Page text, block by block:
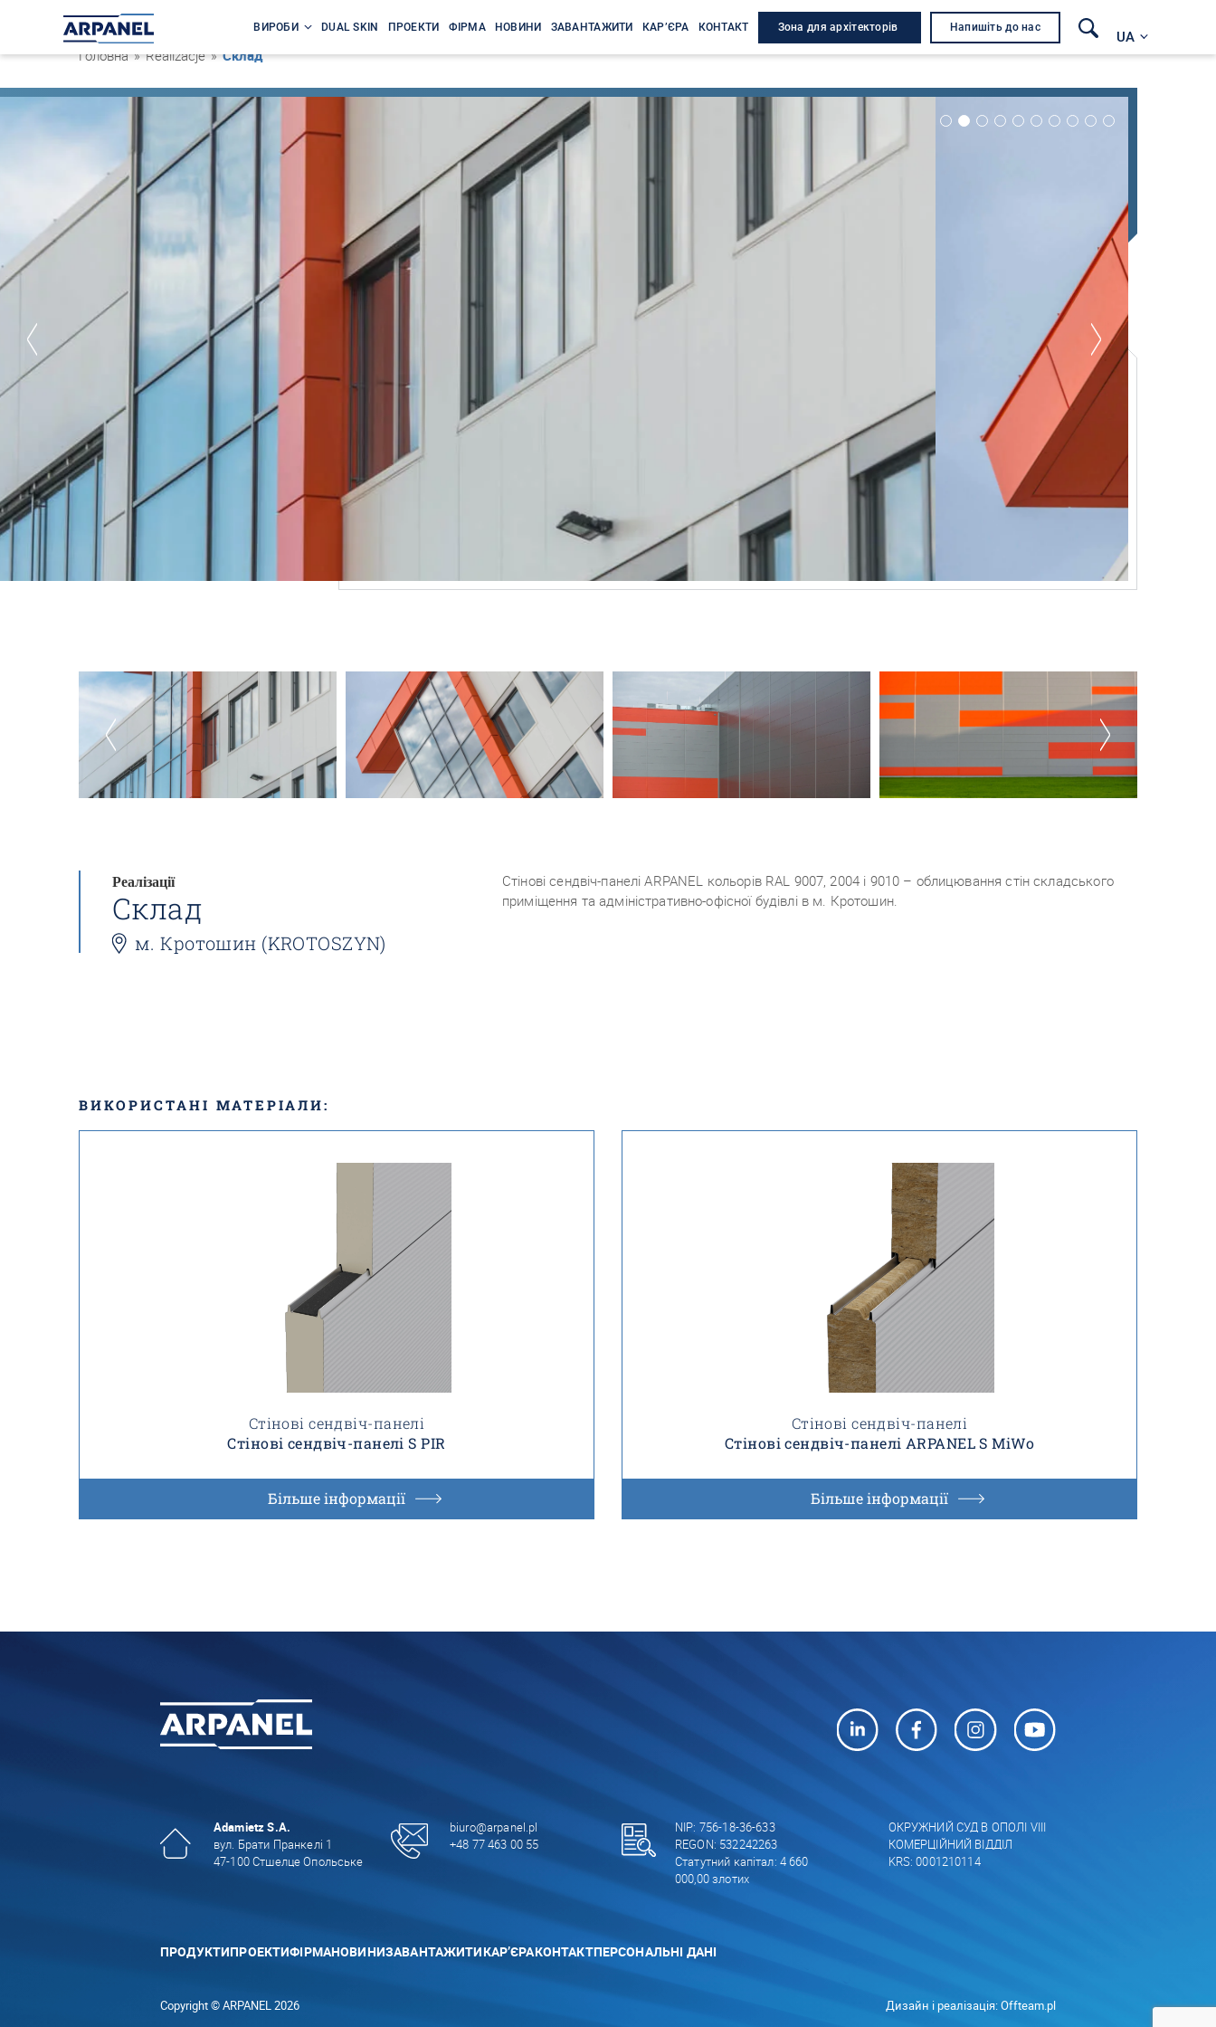
ВИРОБИ DUAL SKIN ПРОЕКТИ ФІРМА НОВИНИ ЗАВАНТАЖИТИ КАР’ЄРА КОНТАКТ Зона для архітекторів Напишіть до нас
UA
Головна » Realizacje »Склад
Реалізації
Склад
м. Кротошин (KROTOSZYN)
Стінові сендвіч-панелі ARPANEL кольорів RAL 9007, 2004 і 9010 – облицювання стін складського
приміщення та адміністративно-офісної будівлі в м. Кротошин.
ВИКОРИСТАНІ МАТЕРІАЛИ:
Стінові сендвіч-панелі
Стінові сендвіч-панелі S PIR
Більше інформації
Стінові сендвіч-панелі
Стінові сендвіч-панелі ARPANEL S MiWo
Більше інформації
Adamietz S.A.
вул. Брати Пранкелі 1
47-100 Стшелце Опольське
biuro@arpanel.pl
+48 77 463 00 55
NIP: 756-18-36-633
REGON: 532242263
Статутний капітал: 4 660
000,00 злотих
ОКРУЖНИЙ СУД В ОПОЛІ VIII
КОМЕРЦІЙНИЙ ВІДДІЛ
KRS: 0001210114
ПРОДУКТИПРОЕКТИФІРМАНОВИНИЗАВАНТАЖИТИКАР’ЄРАКОНТАКТПЕРСОНАЛЬНІ ДАНІ
Copyright © ARPANEL 2026 Дизайн і реалізація:Offteam.pl